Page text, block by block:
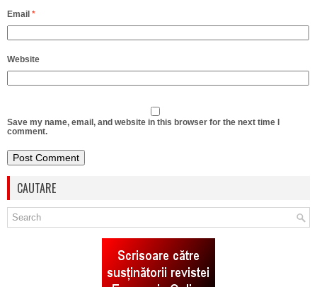
Email *
Website
Save my name, email, and website in this browser for the next time I
comment.
CAUTARE